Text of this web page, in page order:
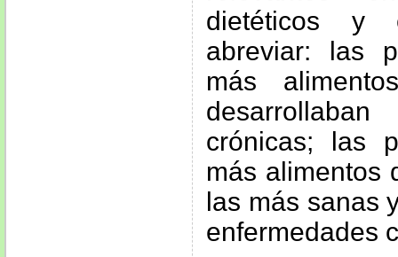
dietéticos y
abreviar: las
más
crónicas; las
más alimentos
las más sanas
enfermedades